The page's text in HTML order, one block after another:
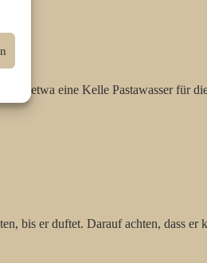
etwa eine Kelle Pastawasser für
bis er duftet. Darauf achten, dass er